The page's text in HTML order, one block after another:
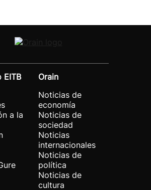
EITB
a la
Orain
Noticias de
economía
Noticias de
sociedad
Noticias
internacionales
Noticias de
política
Noticias de
cultura